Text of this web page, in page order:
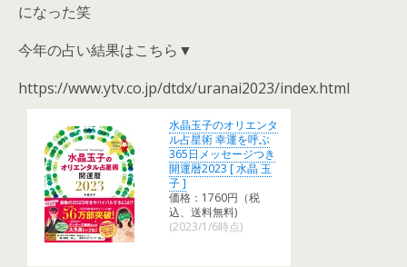
になった笑
今年の占い結果はこちら▼
https://www.ytv.co.jp/dtdx/uranai2023/index.html
水晶玉子のオリエンタ
ル占星術 幸運を呼ぶ
365日メッセージつき
開運暦2023 [ 水晶 玉
子 ]
価格：1760円（税
込、送料無料)
(2023/1/6時点)